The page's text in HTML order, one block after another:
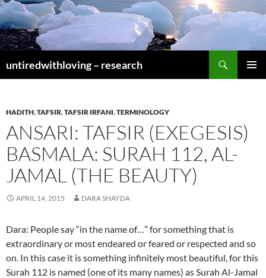
Skip
to
content
untiredwithloving – research
HADITH,TAFSIR,TAFSIR IRFANI,TERMINOLOGY
ANSARI: TAFSIR (EXEGESIS)
BASMALA: SURAH 112, AL-
JAMAL (THE BEAUTY)
APRIL 14, 2015 DARA SHAYDA
Dara: People say “in the name of…” for something that is
extraordinary or most endeared or feared or respected and so
on. In this case it is something infinitely most beautiful, for this
Surah 112 is named (one of its many names) as Surah Al-Jamal